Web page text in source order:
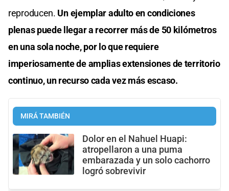
reproducen. Un ejemplar adulto en condiciones
plenas puede llegar a recorrer más de 50 kilómetros
en una sola noche, por lo que requiere
imperiosamente de amplias extensiones de territorio
continuo, un recurso cada vez más escaso.
MIRÁ TAMBIÉN
Dolor en el Nahuel Huapi:
atropellaron a una puma
embarazada y un solo cachorro
logró sobrevivir